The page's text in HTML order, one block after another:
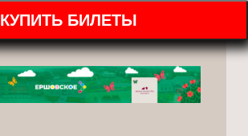
КУПИТЬ БИЛЕТЫ